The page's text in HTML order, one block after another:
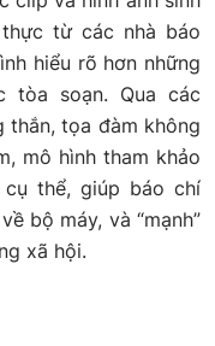
từ các nhà báo
hiểu rõ hơn những
tòa soạn. Qua các
thắn, tọa đàm không
mô hình tham khảo
thể, giúp báo chí
bộ máy, và “mạnh”
xã hội.